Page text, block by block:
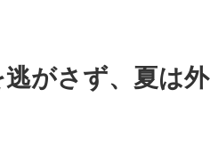
がさず、夏は